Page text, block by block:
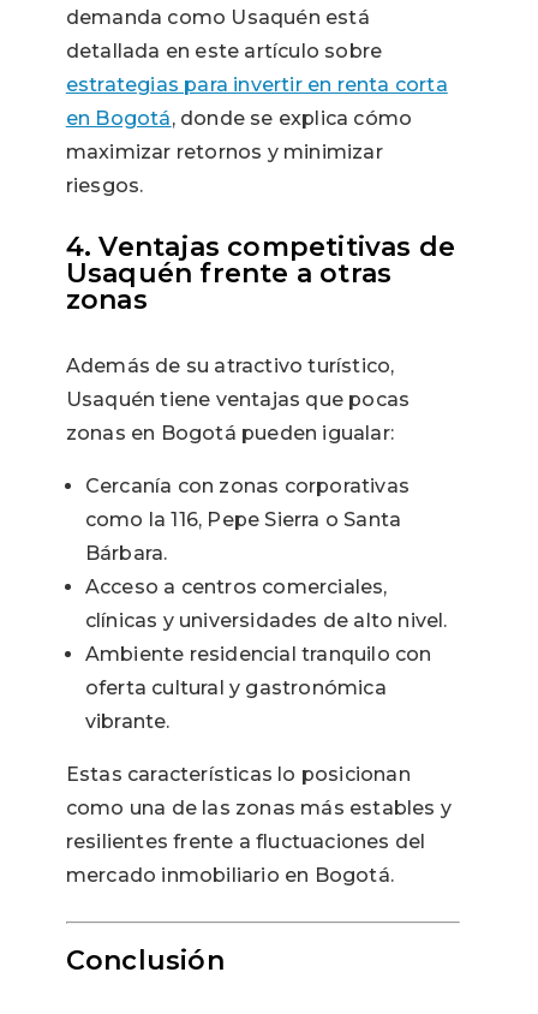
demanda como Usaquén está
detallada en este artículo sobre
estrategias para invertir en renta corta
en Bogotá, donde se explica cómo
maximizar retornos y minimizar
riesgos.
4. Ventajas competitivas de
Usaquén frente a otras
zonas
Además de su atractivo turístico,
Usaquén tiene ventajas que pocas
zonas en Bogotá pueden igualar:
Cercanía con zonas corporativas
como la 116, Pepe Sierra o Santa
Bárbara.
Acceso a centros comerciales,
clínicas y universidades de alto nivel.
Ambiente residencial tranquilo con
oferta cultural y gastronómica
vibrante.
Estas características lo posicionan
como una de las zonas más estables y
resilientes frente a fluctuaciones del
mercado inmobiliario en Bogotá.
Conclusión